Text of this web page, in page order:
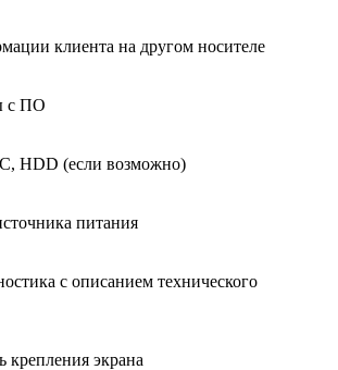
клиента на другом носителе
с ПО
HDD (если возможно)
питания
с описанием технического
крепления экрана